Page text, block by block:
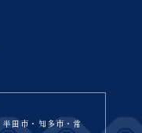
田市・知多市・常